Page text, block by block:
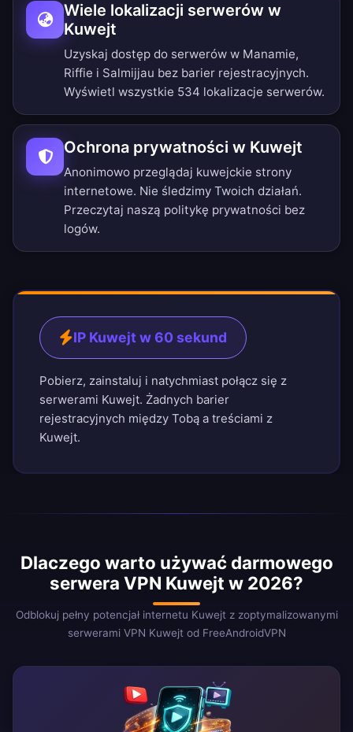
Wiele lokalizacji serwerów w
Kuwejt
Uzyskaj dostęp do serwerów w Manamie,
Riffie i Salmijjau bez barier rejestracyjnych.
Wyświetl wszystkie 534 lokalizacje serwerów.
Ochrona prywatności w Kuwejt
Anonimowo przeglądaj kuwejckie strony
internetowe. Nie śledzimy Twoich działań.
Przeczytaj naszą politykę prywatności bez
logów.
IP Kuwejt w 60 sekund
Pobierz, zainstaluj i natychmiast połącz się z
serwerami Kuwejt. Żadnych barier
rejestracyjnych między Tobą a treściami z
Kuwejt.
Dlaczego warto używać darmowego
serwera VPN Kuwejt w 2026?
Odblokuj pełny potencjał internetu Kuwejt z zoptymalizowanymi
serwerami VPN Kuwejt od FreeAndroidVPN